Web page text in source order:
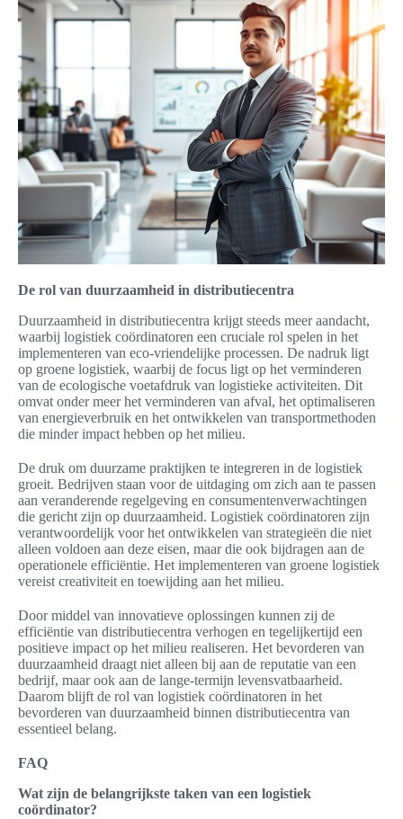
De rol van duurzaamheid in distributiecentra
Duurzaamheid in distributiecentra krijgt steeds meer aandacht,
waarbij logistiek coördinatoren een cruciale rol spelen in het
implementeren van eco-vriendelijke processen. De nadruk ligt
op groene logistiek, waarbij de focus ligt op het verminderen
van de ecologische voetafdruk van logistieke activiteiten. Dit
omvat onder meer het verminderen van afval, het optimaliseren
van energieverbruik en het ontwikkelen van transportmethoden
die minder impact hebben op het milieu.
De druk om duurzame praktijken te integreren in de logistiek
groeit. Bedrijven staan voor de uitdaging om zich aan te passen
aan veranderende regelgeving en consumentenverwachtingen
die gericht zijn op duurzaamheid. Logistiek coördinatoren zijn
verantwoordelijk voor het ontwikkelen van strategieën die niet
alleen voldoen aan deze eisen, maar die ook bijdragen aan de
operationele efficiëntie. Het implementeren van groene logistiek
vereist creativiteit en toewijding aan het milieu.
Door middel van innovatieve oplossingen kunnen zij de
efficiëntie van distributiecentra verhogen en tegelijkertijd een
positieve impact op het milieu realiseren. Het bevorderen van
duurzaamheid draagt niet alleen bij aan de reputatie van een
bedrijf, maar ook aan de lange-termijn levensvatbaarheid.
Daarom blijft de rol van logistiek coördinatoren in het
bevorderen van duurzaamheid binnen distributiecentra van
essentieel belang.
FAQ
Wat zijn de belangrijkste taken van een logistiek
coördinator?